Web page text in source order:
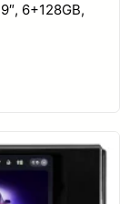
6+128GB,